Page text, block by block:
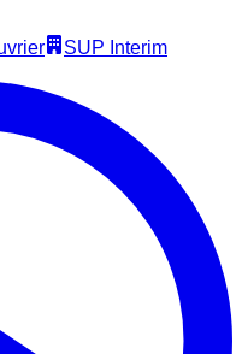
SUP Interim